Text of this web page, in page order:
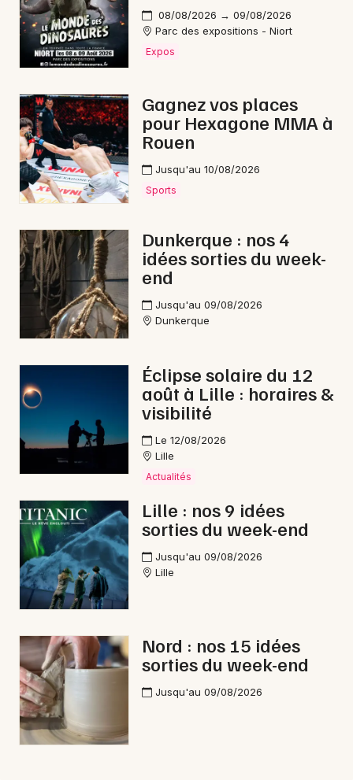
08/08/2026 → 09/08/2026
Parc des expositions - Niort
Expos
Gagnez vos places
pour Hexagone MMA à
Rouen
Jusqu'au 10/08/2026
Sports
Dunkerque : nos 4
idées sorties du week-
end
Jusqu'au 09/08/2026
Dunkerque
Éclipse solaire du 12
août à Lille : horaires &
visibilité
Le 12/08/2026
Lille
Actualités
Lille : nos 9 idées
sorties du week-end
Jusqu'au 09/08/2026
Lille
Nord : nos 15 idées
sorties du week-end
Jusqu'au 09/08/2026